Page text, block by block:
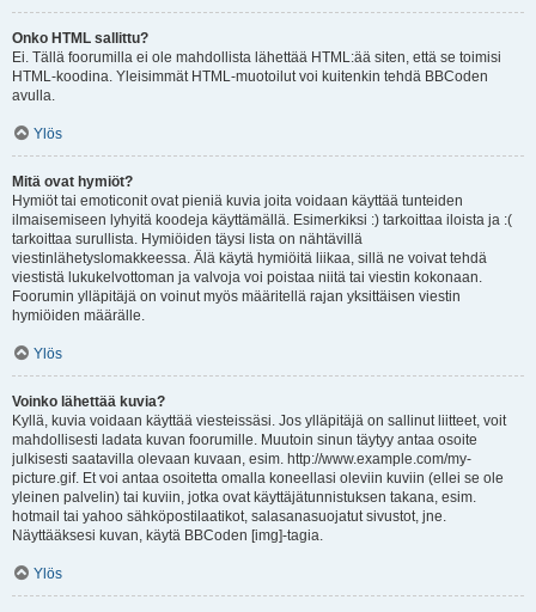
Onko HTML sallittu?
Ei. Tällä foorumilla ei ole mahdollista lähettää HTML:ää siten, että se toimisi
HTML-koodina. Yleisimmät HTML-muotoilut voi kuitenkin tehdä BBCoden
avulla.
Ylös
Mitä ovat hymiöt?
Hymiöt tai emoticonit ovat pieniä kuvia joita voidaan käyttää tunteiden
ilmaisemiseen lyhyitä koodeja käyttämällä. Esimerkiksi :) tarkoittaa iloista ja :(
tarkoittaa surullista. Hymiöiden täysi lista on nähtävillä
viestinlähetyslomakkeessa. Älä käytä hymiöitä liikaa, sillä ne voivat tehdä
viestistä lukukelvottoman ja valvoja voi poistaa niitä tai viestin kokonaan.
Foorumin ylläpitäjä on voinut myös määritellä rajan yksittäisen viestin
hymiöiden määrälle.
Ylös
Voinko lähettää kuvia?
Kyllä, kuvia voidaan käyttää viesteissäsi. Jos ylläpitäjä on sallinut liitteet, voit
mahdollisesti ladata kuvan foorumille. Muutoin sinun täytyy antaa osoite
julkisesti saatavilla olevaan kuvaan, esim. http://www.example.com/my-
picture.gif. Et voi antaa osoitetta omalla koneellasi oleviin kuviin (ellei se ole
yleinen palvelin) tai kuviin, jotka ovat käyttäjätunnistuksen takana, esim.
hotmail tai yahoo sähköpostilaatikot, salasanasuojatut sivustot, jne.
Näyttääksesi kuvan, käytä BBCoden [img]-tagia.
Ylös